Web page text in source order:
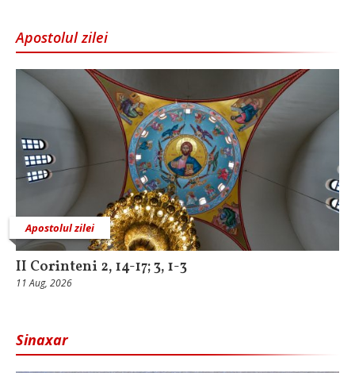
Apostolul zilei
Apostolul zilei
II Corinteni 2, 14-17; 3, 1-3
11 Aug, 2026
Sinaxar